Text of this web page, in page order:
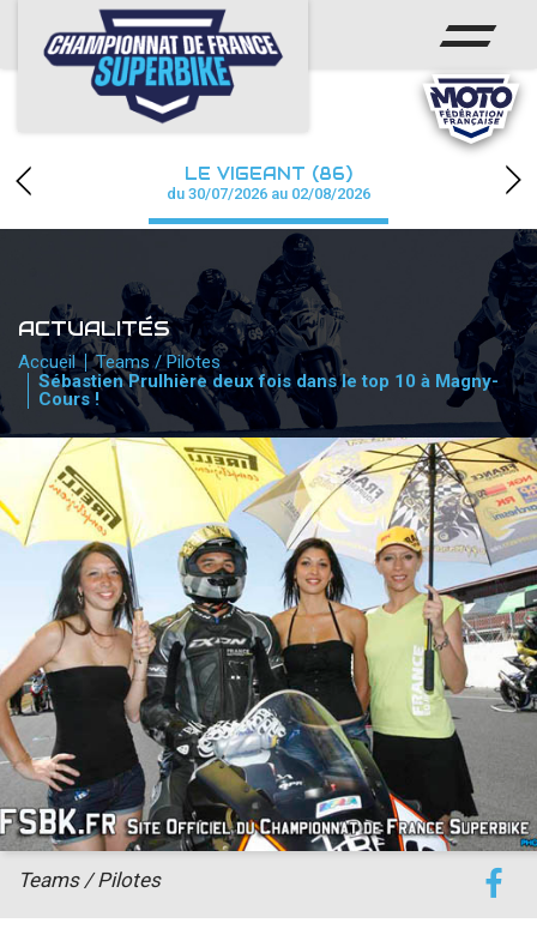
ACCUEIL
CHAMPIONNAT
CALENDRIER
PHOTOS / WEB TV
PARTENAIRES
PRESSE
PRESSE
accéder à la billetterie
LE VIGEANT (86)
du 30/07/2026 au 02/08/2026
ACTUALITÉS
Accueil
Teams / Pilotes
Sébastien Prulhière deux fois dans le top 10 à Magny-
Cours !
Teams / Pilotes